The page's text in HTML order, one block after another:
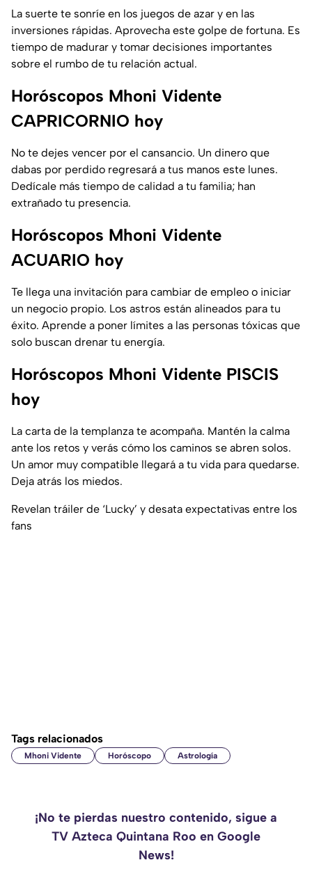
La suerte te sonríe en los juegos de azar y en las
inversiones rápidas. Aprovecha este golpe de fortuna. Es
tiempo de madurar y tomar decisiones importantes
sobre el rumbo de tu relación actual.
Horóscopos Mhoni Vidente
CAPRICORNIO hoy
No te dejes vencer por el cansancio. Un dinero que
dabas por perdido regresará a tus manos este lunes.
Dedícale más tiempo de calidad a tu familia; han
extrañado tu presencia.
Horóscopos Mhoni Vidente
ACUARIO hoy
Te llega una invitación para cambiar de empleo o iniciar
un negocio propio. Los astros están alineados para tu
éxito. Aprende a poner límites a las personas tóxicas que
solo buscan drenar tu energía.
Horóscopos Mhoni Vidente PISCIS
hoy
La carta de la templanza te acompaña. Mantén la calma
ante los retos y verás cómo los caminos se abren solos.
Un amor muy compatible llegará a tu vida para quedarse.
Deja atrás los miedos.
Revelan tráiler de ‘Lucky’ y desata expectativas entre los
fans
Tags relacionados
Mhoni Vidente Horóscopo Astrología
¡No te pierdas nuestro contenido, sigue a
TV Azteca Quintana Roo en Google
News!